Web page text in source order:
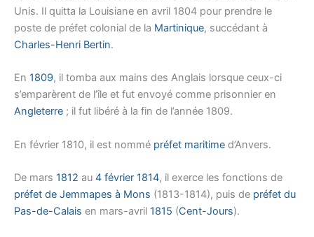
Unis. Il quitta la Louisiane en avril 1804 pour prendre le
poste de préfet colonial de la Martinique, succédant à
Charles-Henri Bertin.
En 1809, il tomba aux mains des Anglais lorsque ceux-ci
s’emparèrent de l’île et fut envoyé comme prisonnier en
Angleterre ; il fut libéré à la fin de l’année 1809.
En février 1810, il est nommé préfet maritime d’Anvers.
De mars 1812 au 4 février 1814, il exerce les fonctions de
préfet de Jemmapes à Mons (1813-1814), puis de préfet du
Pas-de-Calais en mars-avril 1815 (Cent-Jours).